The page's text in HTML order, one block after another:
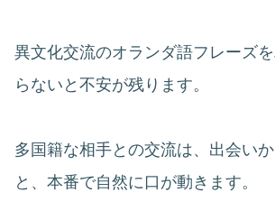
異文化交流のオランダ語フレーズ
らないと不安が残ります。
多国籍な相手との交流は、出会い
と、本番で自然に口が動きます。